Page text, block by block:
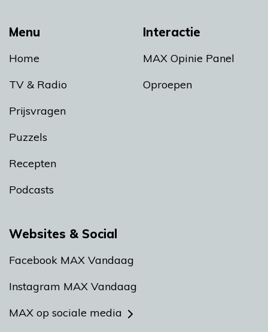
Menu
Home
TV & Radio
Prijsvragen
Puzzels
Recepten
Podcasts
Interactie
MAX Opinie Panel
Oproepen
Websites & Social
Facebook MAX Vandaag
Instagram MAX Vandaag
MAX op sociale media